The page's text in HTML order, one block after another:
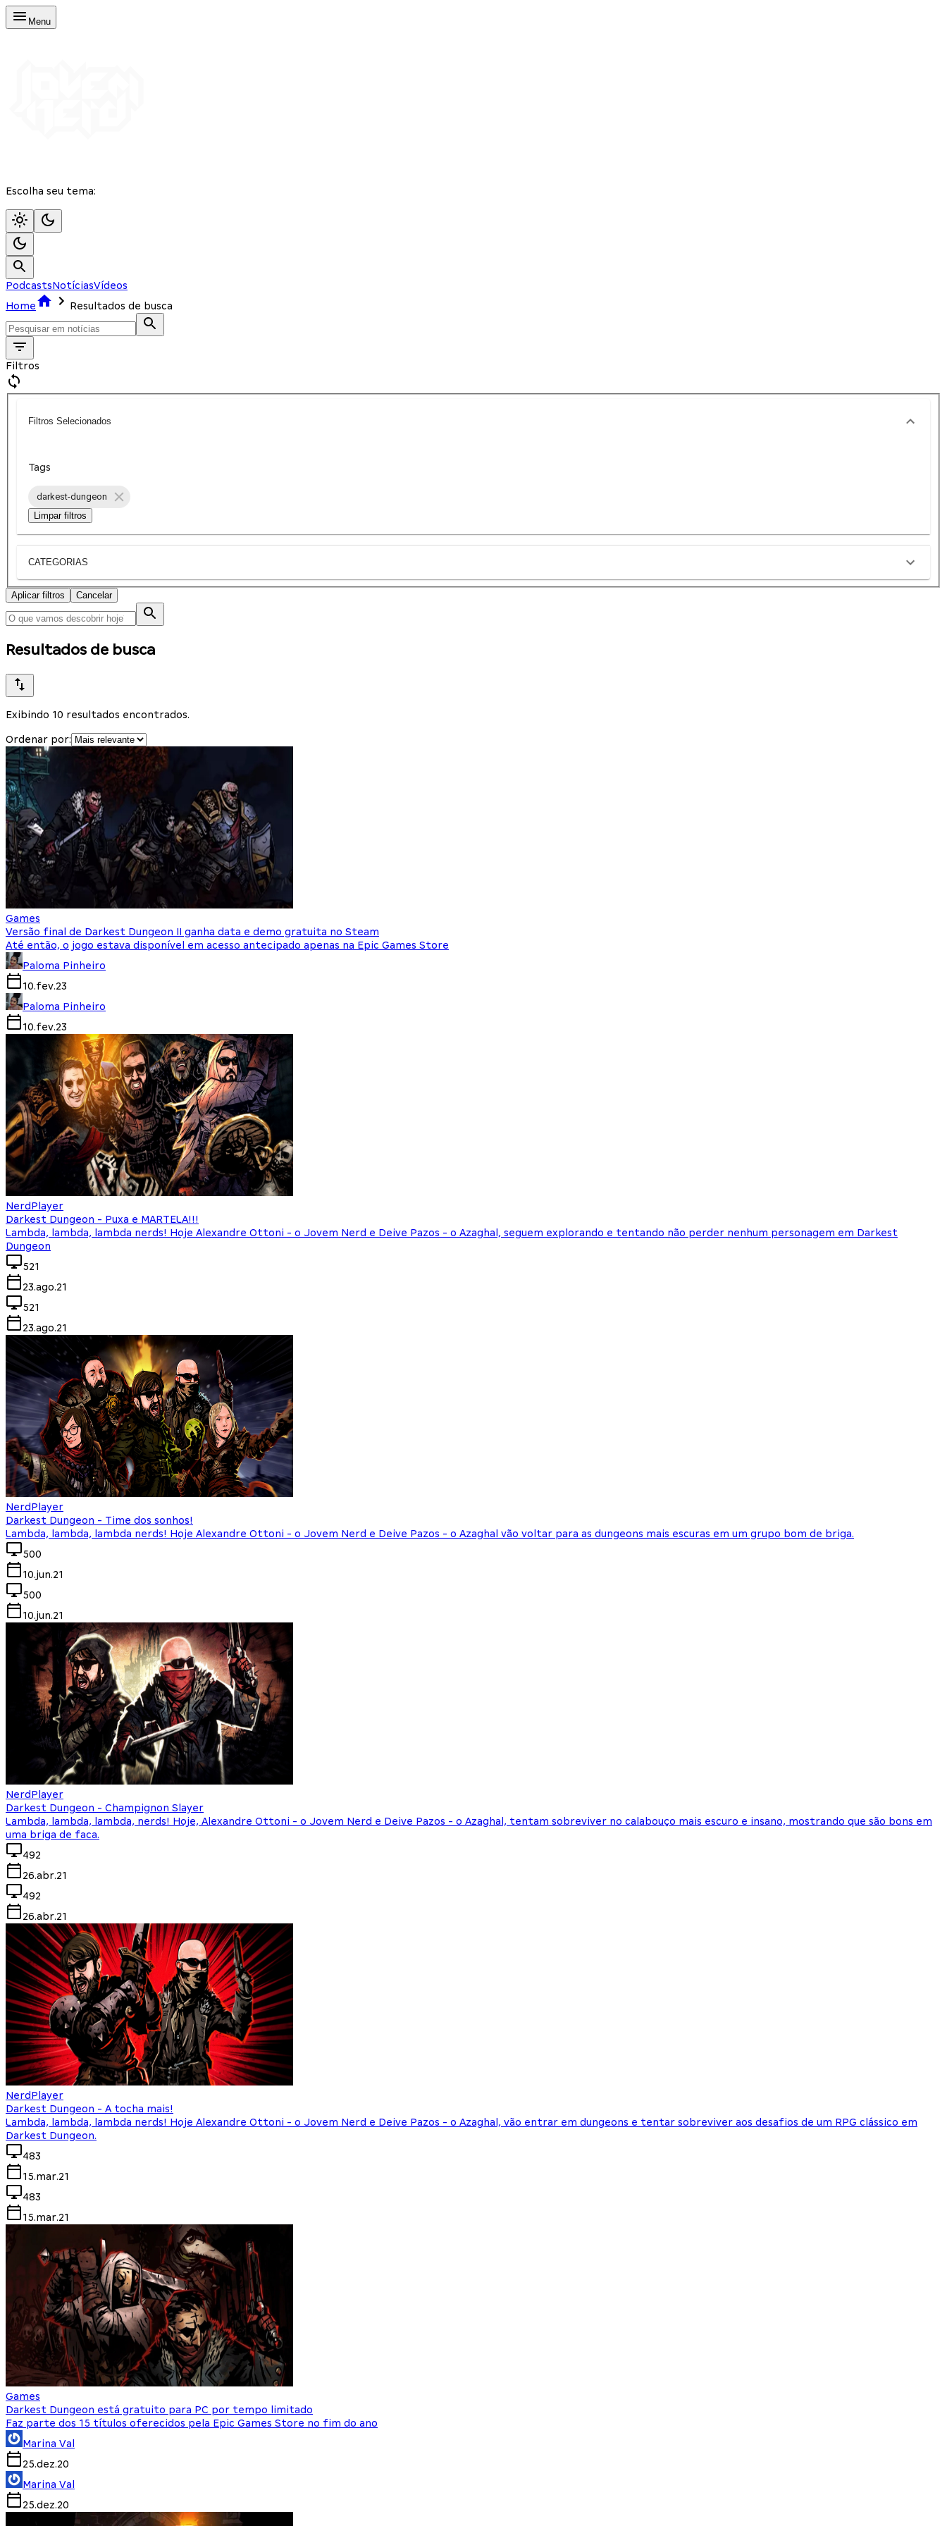
Menu
Escolha seu tema:
PodcastsNotíciasVídeos
Home
Resultados de busca
Filtros
Filtros Selecionados
Tags
darkest-dungeon
Limpar filtros
CATEGORIAS
Aplicar filtros Cancelar
Resultados de busca
Exibindo 10 resultados encontrados.
Ordenar por:
Games
Versão final de Darkest Dungeon II ganha data e demo gratuita no Steam
Até então, o jogo estava disponível em acesso antecipado apenas na Epic Games Store
Paloma Pinheiro
10.fev.23
Paloma Pinheiro
10.fev.23
NerdPlayer
Darkest Dungeon - Puxa e MARTELA!!!
Lambda, lambda, lambda nerds! Hoje Alexandre Ottoni - o Jovem Nerd e Deive Pazos - o Azaghal, seguem explorando e tentando não perder nenhum personagem em Darkest
Dungeon
521
23.ago.21
521
23.ago.21
NerdPlayer
Darkest Dungeon - Time dos sonhos!
Lambda, lambda, lambda nerds! Hoje Alexandre Ottoni - o Jovem Nerd e Deive Pazos - o Azaghal vão voltar para as dungeons mais escuras em um grupo bom de briga.
500
10.jun.21
500
10.jun.21
NerdPlayer
Darkest Dungeon - Champignon Slayer
Lambda, lambda, lambda, nerds! Hoje, Alexandre Ottoni - o Jovem Nerd e Deive Pazos - o Azaghal, tentam sobreviver no calabouço mais escuro e insano, mostrando que são bons em
uma briga de faca.
492
26.abr.21
492
26.abr.21
NerdPlayer
Darkest Dungeon - A tocha mais!
Lambda, lambda, lambda nerds! Hoje Alexandre Ottoni - o Jovem Nerd e Deive Pazos - o Azaghal, vão entrar em dungeons e tentar sobreviver aos desafios de um RPG clássico em
Darkest Dungeon.
483
15.mar.21
483
15.mar.21
Games
Darkest Dungeon está gratuito para PC por tempo limitado
Faz parte dos 15 títulos oferecidos pela Epic Games Store no fim do ano
Marina Val
25.dez.20
Marina Val
25.dez.20